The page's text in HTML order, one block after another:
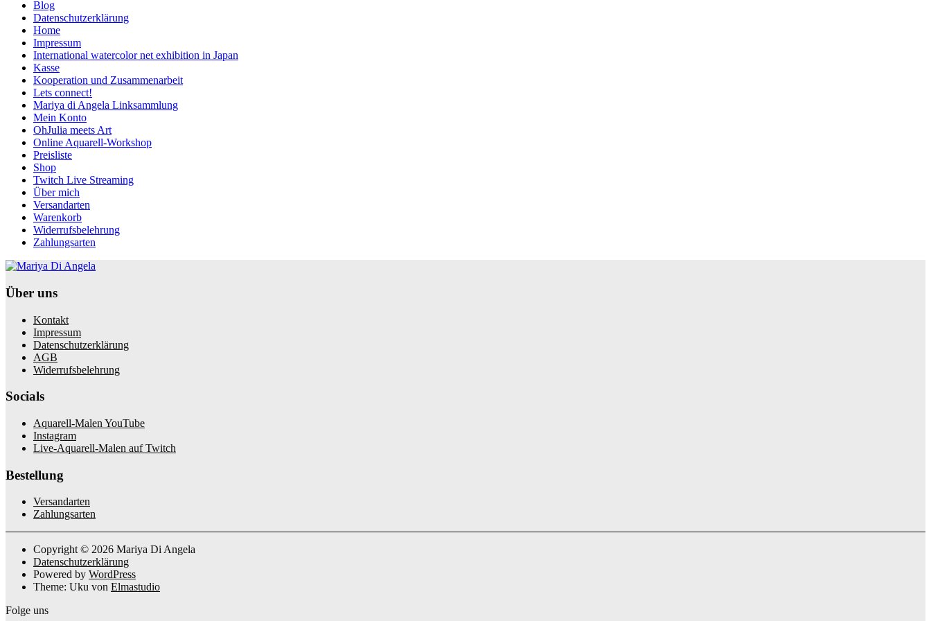
Blog
Datenschutzerklärung
Home
Impressum
International watercolor net exhibition in Japan
Kasse
Kooperation und Zusammenarbeit
Lets connect!
Mariya di Angela Linksammlung
Mein Konto
OhJulia meets Art
Online Aquarell-Workshop
Preisliste
Shop
Twitch Live Streaming
Über mich
Versandarten
Warenkorb
Widerrufsbelehrung
Zahlungsarten
Über uns
Kontakt
Impressum
Datenschutzerklärung
AGB
Widerrufsbelehrung
Socials
Aquarell-Malen YouTube
Instagram
Live-Aquarell-Malen auf Twitch
Bestellung
Versandarten
Zahlungsarten
Copyright © 2026 Mariya Di Angela
Datenschutzerklärung
Powered by WordPress
Theme: Uku von Elmastudio
Folge uns